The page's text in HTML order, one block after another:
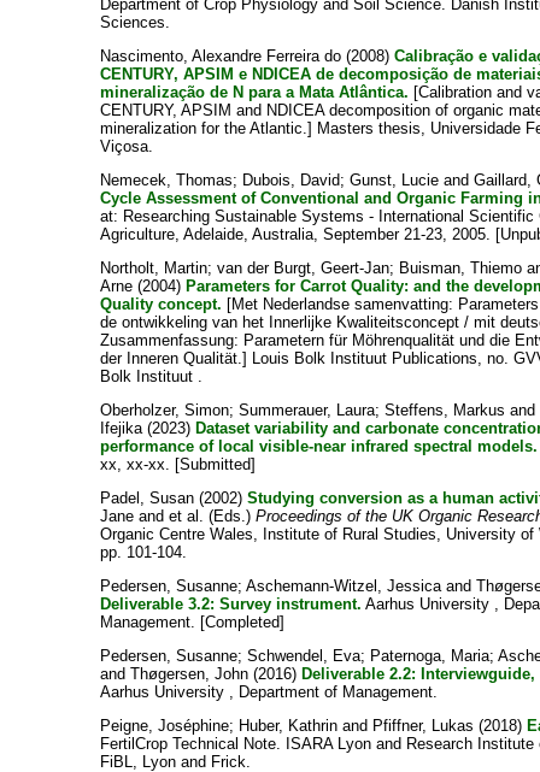
Department of Crop Physiology and Soil Science. Danish
Sciences.
Nascimento, Alexandre Ferreira do (2008)Calibração e
CENTURY, APSIM e NDICEA de decomposição de
mineralização de N para a Mata Atlântica. [Calibration and
CENTURY, APSIM and NDICEA decomposition of organic
mineralization for the Atlantic.] Masters thesis, Universidade
Viçosa.
Nemecek, Thomas; Dubois, David;Gunst, Lucie andGaillard,
Cycle Assessment of Conventional and Organic Farming
at: Researching Sustainable Systems - International Scientific
Agriculture, Adelaide, Australia, September 21-23, 2005.
Northolt, Martin;van der Burgt, Geert-Jan; Buisman, Thiemo
Arne (2004) Parameters for Carrot Quality: and the
Quality concept. [Met Nederlandse samenvatting:
de ontwikkeling van het Innerlijke Kwaliteitsconcept / mit
Zusammenfassung: Parametern für Möhrenqualität und die
der Inneren Qualität.] Louis Bolk Instituut Publications, no.
Bolk Instituut .
Oberholzer, Simon;Summerauer, Laura;Steffens, Markus and
Ifejika(2023) Dataset variability and carbonate
performance of local visible-near infrared spectral models.
xx, xx-xx. [Submitted]
Padel, Susan (2002)Studying conversion as a human
Jane andet al. (Eds.)Proceedings of the UK Organic
Organic Centre Wales, Institute of Rural Studies, University
pp. 101-104.
Pedersen, Susanne;Aschemann-Witzel, Jessicaand
Deliverable 3.2: Survey instrument. Aarhus University ,
Management. [Completed]
Pedersen, Susanne;Schwendel, Eva; Paternoga, Maria;
andThøgersen, John (2016) Deliverable 2.2:
Aarhus University , Department of Management.
Peigne, Joséphine; Huber, Kathrin and Pfiffner, Lukas (2018)
FertilCrop Technical Note. ISARA Lyon and Research
FiBL, Lyon and Frick.